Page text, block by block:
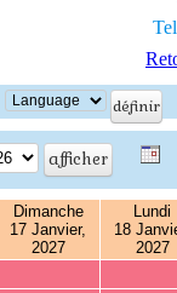
Dimanche
17 Janvier,
2027
Lundi
18
2027